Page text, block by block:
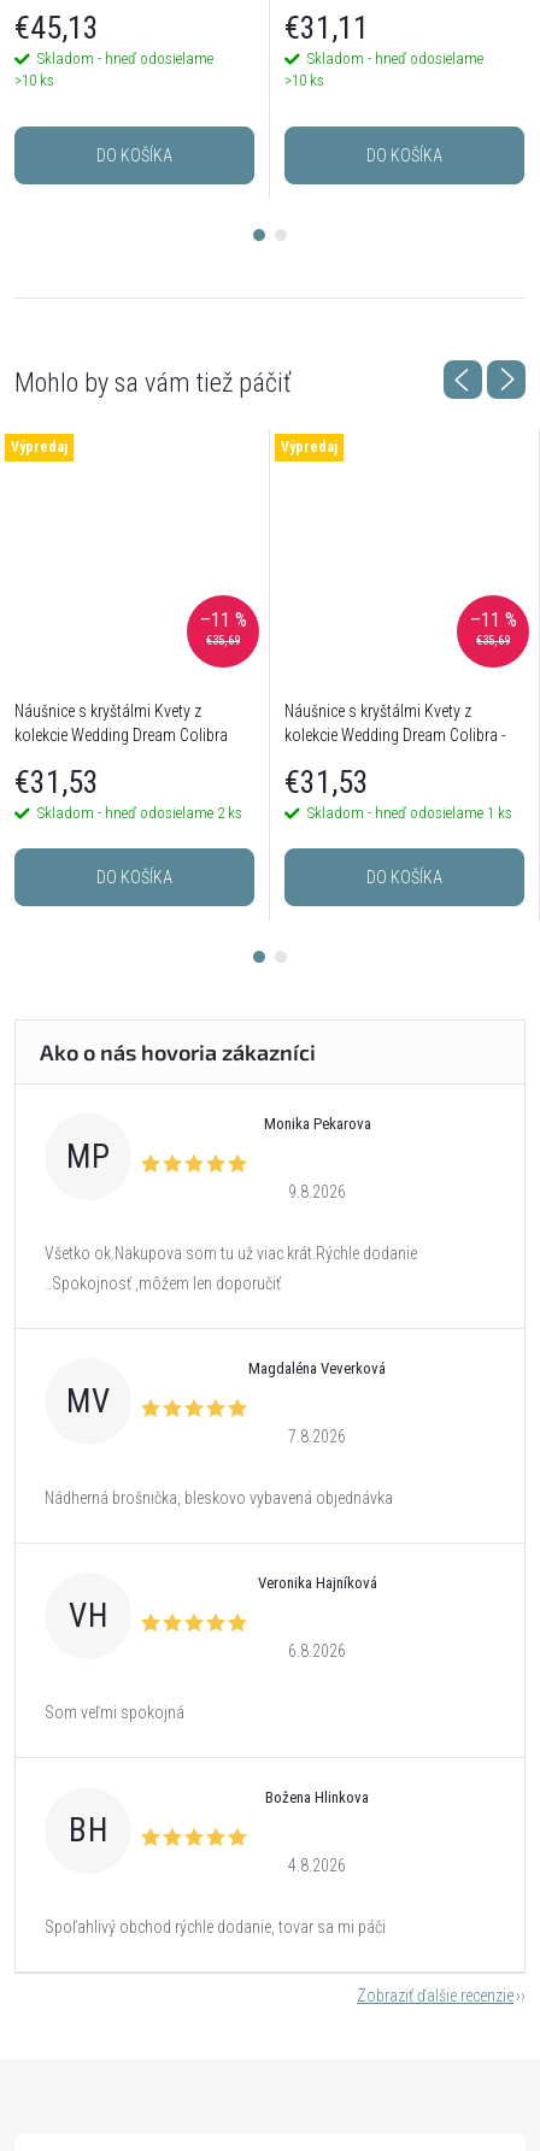
€45,13
Skladom - hneď odosielame
>10 ks
DO KOŠÍKA
€31,11
Skladom - hneď odosielame
>10 ks
DO KOŠÍKA
Výpredaj
€35,69
–11 %
Náušnice s kryštálmi Kvety z
kolekcie Wedding Dream Colibra
€31,53
Skladom - hneď odosielame 2 ks
DO KOŠÍKA
Výpredaj
€35,69
–11 %
Náušnice s kryštálmi Kvety z
kolekcie Wedding Dream Colibra -
€31,53
Skladom - hneď odosielame 1 ks
DO KOŠÍKA
MP
Monika Pekarova
9.8.2026
Všetko ok.Nakupova som tu už viac krát.Rýchle dodanie
..Spokojnosť ,môžem len doporučiť
MV
Magdaléna Veverková
7.8.2026
Nádherná brošnička, bleskovo vybavená objednávka
VH
Veronika Hajníková
6.8.2026
Som veľmi spokojná
BH
Božena Hlinkova
4.8.2026
Spoľahlivý obchod rýchle dodanie, tovar sa mi páči
Zobraziť ďalšie recenzie